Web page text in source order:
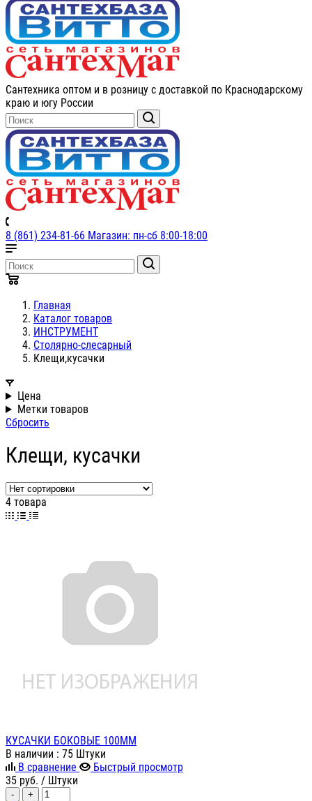
Сантехника оптом и в розницу с доставкой по Краснодарскому
краю и югу России
8 (861) 234-81-66 Магазин: пн-сб 8:00-18:00
Главная
Каталог товаров
ИНСТРУМЕНТ
Столярно-слесарный
Клещи,кусачки
Цена
Метки товаров
Сбросить
Клещи, кусачки
4 товара
КУСАЧКИ БОКОВЫЕ 100ММ
В наличии : 75 Штуки
В сравнение
Быстрый просмотр
35 руб. / Штуки
- +